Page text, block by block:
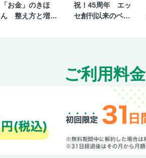
「お金」のきほ
ん 整え方と増や
祝！45周年 エッ
セ創刊以来のベス
ご利用料金